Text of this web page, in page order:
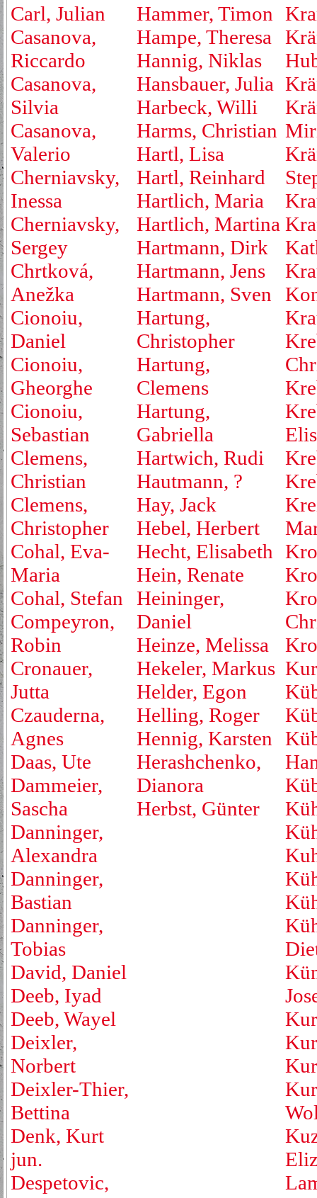
Carl, Julian
Casanova,
Riccardo
Casanova,
Silvia
Casanova,
Valerio
Cherniavsky,
Inessa
Cherniavsky,
Sergey
Chrtková,
Anežka
Cionoiu,
Daniel
Cionoiu,
Gheorghe
Cionoiu,
Sebastian
Clemens,
Christian
Clemens,
Christopher
Cohal, Eva-
Maria
Cohal, Stefan
Compeyron,
Robin
Cronauer,
Jutta
Czauderna,
Agnes
Daas, Ute
Dammeier,
Sascha
Danninger,
Alexandra
Danninger,
Bastian
Danninger,
Tobias
David, Daniel
Deeb, Iyad
Deeb, Wayel
Deixler,
Norbert
Deixler-Thier,
Bettina
Denk, Kurt
jun.
Despetovic,
Hammer, Timon
Hampe, Theresa
Hannig, Niklas
Hansbauer, Julia
Harbeck, Willi
Harms, Christian
Hartl, Lisa
Hartl, Reinhard
Hartlich, Maria
Hartlich, Martina
Hartmann, Dirk
Hartmann, Jens
Hartmann, Sven
Hartung,
Christopher
Hartung,
Clemens
Hartung,
Gabriella
Hartwich, Rudi
Hautmann, ?
Hay, Jack
Hebel, Herbert
Hecht, Elisabeth
Hein, Renate
Heininger,
Daniel
Heinze, Melissa
Hekeler, Markus
Helder, Egon
Helling, Roger
Hennig, Karsten
Herashchenko,
Dianora
Herbst, Günter